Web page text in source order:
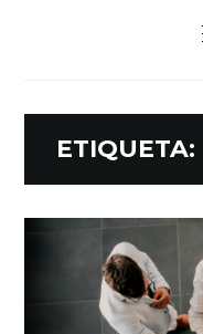
ETIQUETA: